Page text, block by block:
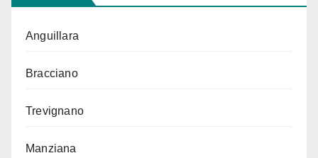
Anguillara
Bracciano
Trevignano
Manziana